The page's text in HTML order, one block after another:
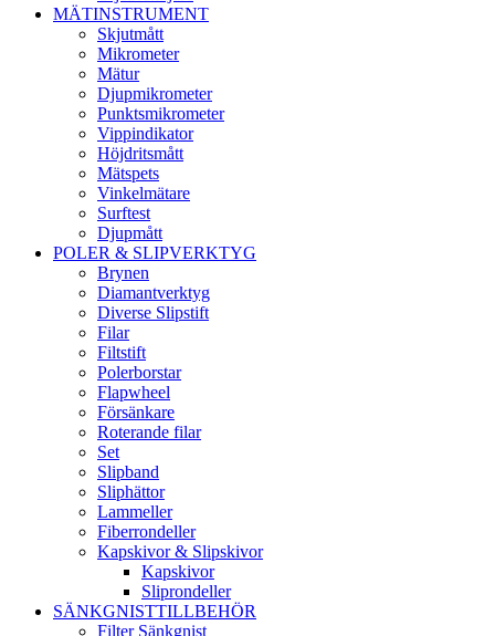
MÄTINSTRUMENT
Skjutmått
Mikrometer
Mätur
Djupmikrometer
Punktsmikrometer
Vippindikator
Höjdritsmått
Mätspets
Vinkelmätare
Surftest
Djupmått
POLER & SLIPVERKTYG
Brynen
Diamantverktyg
Diverse Slipstift
Filar
Filtstift
Polerborstar
Flapwheel
Försänkare
Roterande filar
Set
Slipband
Sliphättor
Lammeller
Fiberrondeller
Kapskivor & Slipskivor
Kapskivor
Sliprondeller
SÄNKGNISTTILLBEHÖR
Filter Sänkgnist